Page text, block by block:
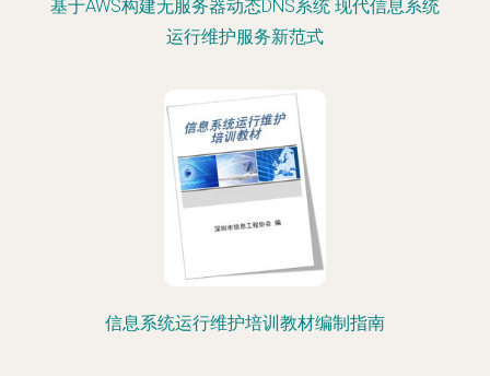
基于AWS构建无服务器动态DNS系统 现代信息系统
运行维护服务新范式
信息系统运行维护培训教材编制指南